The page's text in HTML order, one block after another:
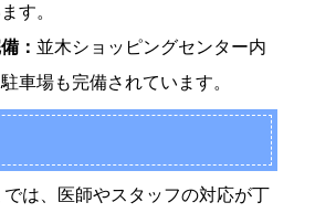
す。
： 並木ショッピングセンター内
車場も完備されています。
は、医師やスタッフの対応が丁